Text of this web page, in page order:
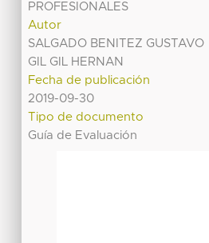
PROFESIONALES
Autor
SALGADO BENITEZ GUSTAVO
GIL GIL HERNAN
Fecha de publicación
2019-09-30
Tipo de documento
Guía de Evaluación